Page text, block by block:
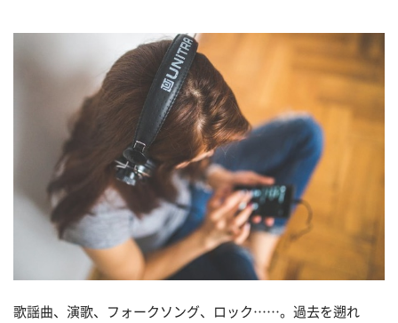
歌謡曲、演歌、フォークソング、ロック……。過去を遡れ